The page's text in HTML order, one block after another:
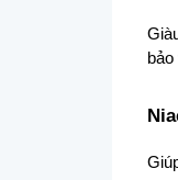
bảo